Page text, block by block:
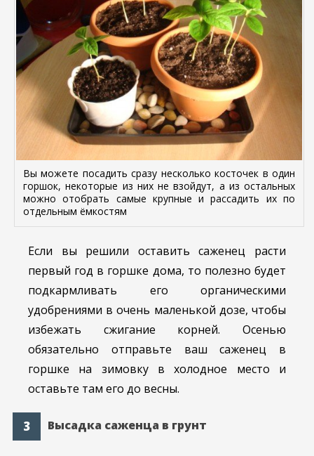
Вы можете посадить сразу несколько косточек в один
горшок, некоторые из них не взойдут, а из остальных
можно отобрать самые крупные и рассадить их по
отдельным ёмкостям
Если вы решили оставить саженец расти
первый год в горшке дома, то полезно будет
подкармливать его органическими
удобрениями в очень маленькой дозе, чтобы
избежать сжигание корней. Осенью
обязательно отправьте ваш саженец в
горшке на зимовку в холодное место и
оставьте там его до весны.
Высадка саженца в грунт